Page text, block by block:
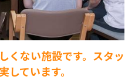
くない施設です。スタッ
しています。